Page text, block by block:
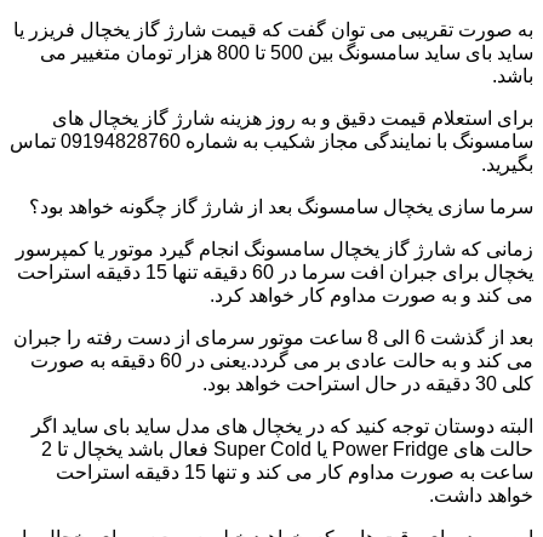
به صورت تقریبی می توان گفت که قیمت شارژ گاز یخچال فریزر یا
ساید بای ساید سامسونگ بین 500 تا 800 هزار تومان متغییر می
باشد.
برای استعلام قیمت دقیق و به روز هزینه شارژ گاز یخچال های
سامسونگ با نمایندگی مجاز شکیب به شماره 09194828760 تماس
بگیرید.
سرما سازی یخچال سامسونگ بعد از شارژ گاز چگونه خواهد بود؟
زمانی که شارژ گاز یخچال سامسونگ انجام گیرد موتور یا کمپرسور
یخچال برای جبران افت سرما در 60 دقیقه تنها 15 دقیقه استراحت
می کند و به صورت مداوم کار خواهد کرد.
بعد از گذشت 6 الی 8 ساعت موتور سرمای از دست رفته را جبران
می کند و به حالت عادی بر می گردد.یعنی در 60 دقیقه به صورت
کلی 30 دقیقه در حال استراحت خواهد بود.
البته دوستان توجه کنید که در یخچال های مدل ساید بای ساید اگر
حالت های Power Fridge یا Super Cold فعال باشد یخچال تا 2
ساعت به صورت مداوم کار می کند و تنها 15 دقیقه استراحت
خواهد داشت.